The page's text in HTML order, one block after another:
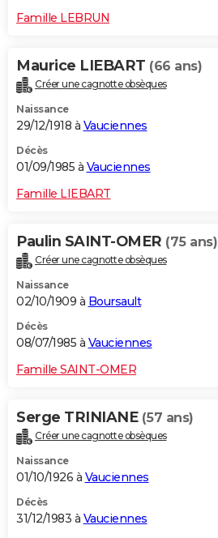
Famille LEBRUN
Maurice LIEBART (66 ans)
Créer une cagnotte obsèques
Naissance
29/12/1918 à Vauciennes
Décès
01/09/1985 à Vauciennes
Famille LIEBART
Paulin SAINT-OMER (75 ans)
Créer une cagnotte obsèques
Naissance
02/10/1909 à Boursault
Décès
08/07/1985 à Vauciennes
Famille SAINT-OMER
Serge TRINIANE (57 ans)
Créer une cagnotte obsèques
Naissance
01/10/1926 à Vauciennes
Décès
31/12/1983 à Vauciennes